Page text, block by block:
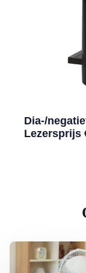
Dia-/
Lezersprijs
Lees meer over